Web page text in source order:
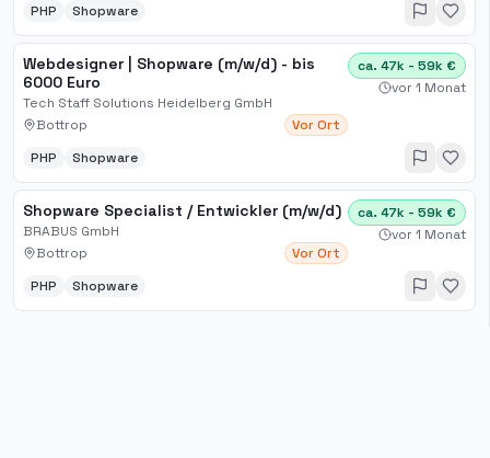
PHP Shopware
Webdesigner | Shopware (m/w/d) - bis
6000 Euro
Tech Staff Solutions Heidelberg GmbH
Bottrop
Vor Ort
ca. 47k - 59k €
vor 1 Monat
PHP Shopware
Shopware Specialist / Entwickler (m/w/d)
BRABUS GmbH
Bottrop
Vor Ort
ca. 47k - 59k €
vor 1 Monat
PHP Shopware